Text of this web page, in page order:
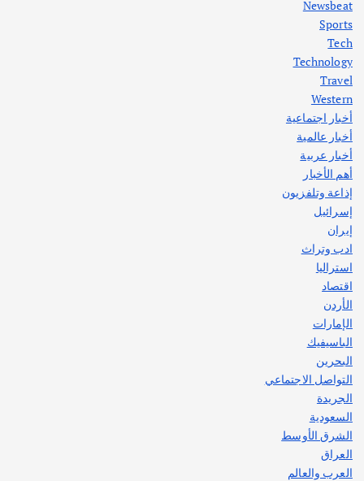
أهم الأخبار
اختتام ورشة السينوغرافيا في مدينة كلباء الاماراتية
أغسطس 3, 2026
Newsbeat
Sports
Tech
Technology
Travel
Western
أخبار اجتماعية
أخبار عالمية
أخبار عربية
أهم الأخبار
إذاعة وتلفزيون
إسرائيل
إيران
ادب وتراث
استراليا
اقتصاد
الأردن
الإمارات
الباسيفيك
البحرين
التواصل الاجتماعي
الجريدة
السعودية
الشرق الأوسط
العراق
العرب والعالم